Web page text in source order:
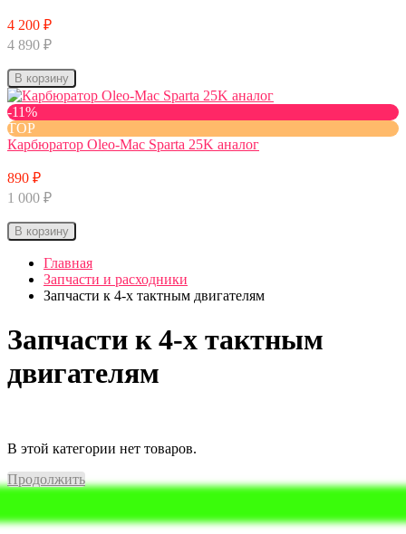
4 200 ₽
4 890 ₽
В корзину
-11%
TOP
Карбюратор Oleo-Mac Sparta 25K аналог
890 ₽
1 000 ₽
В корзину
Главная
Запчасти и расходники
Запчасти к 4-х тактным двигателям
Запчасти к 4-х тактным
двигателям
В этой категории нет товаров.
Продолжить